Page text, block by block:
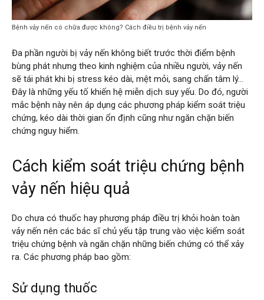
Bệnh vảy nến có chữa được không? Cách điều trị bệnh vảy nến
Đa phần người bị vảy nến không biết trước thời điểm bệnh
bùng phát nhưng theo kinh nghiệm của nhiều người, vảy nến
sẽ tái phát khi bị stress kéo dài, mệt mỏi, sang chấn tâm lý…
Đây là những yếu tố khiến hệ miễn dịch suy yếu. Do đó, người
mắc bệnh này nên áp dụng các phương pháp kiểm soát triệu
chứng, kéo dài thời gian ổn định cũng như ngăn chặn biến
chứng nguy hiểm.
Cách kiểm soát triệu chứng bệnh
vảy nến hiệu quả
Do chưa có thuốc hay phương pháp điều trị khỏi hoàn toàn
vảy nến nên các bác sĩ chủ yếu tập trung vào việc kiểm soát
triệu chứng bệnh và ngăn chặn những biến chứng có thể xảy
ra. Các phương pháp bao gồm:
Sử dụng thuốc